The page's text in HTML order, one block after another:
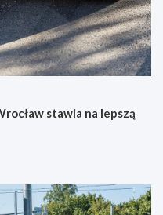
stawia na lepszą